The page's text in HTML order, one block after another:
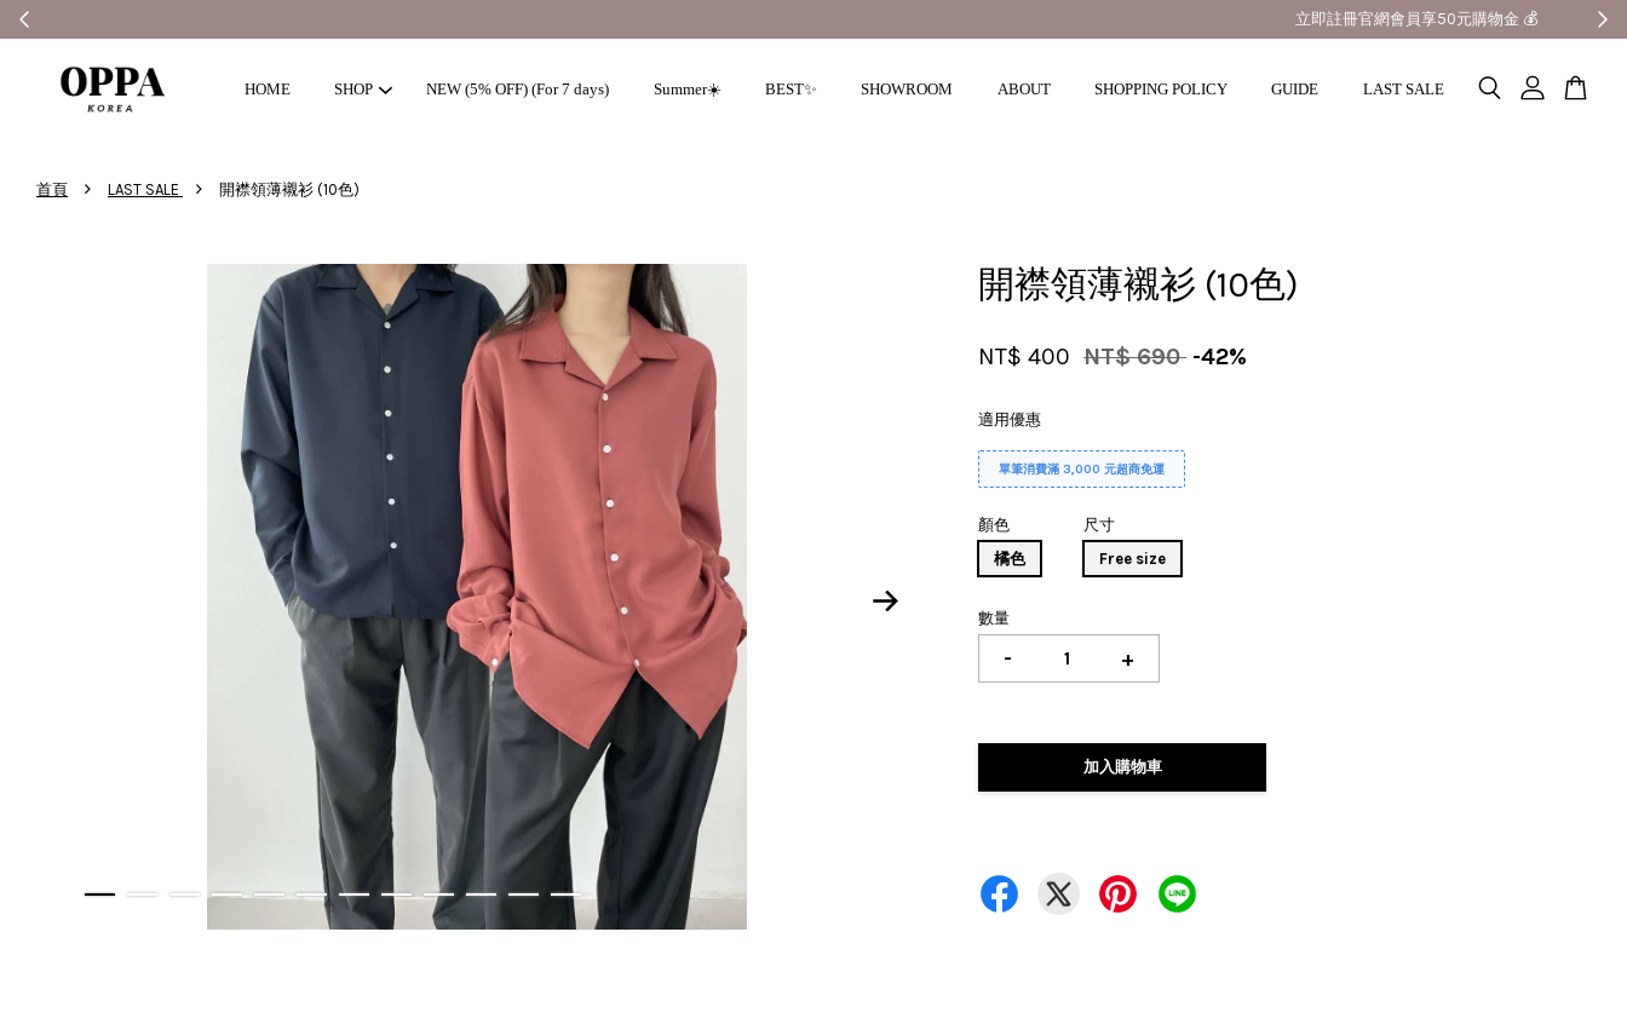
HOME SHOP NEW (5% OFF) (For 7 days) Summer☀️ BEST✨ SHOWROOM ABOUT SHOPPING POLICY GUIDE LAST SALE
首頁 › LAST SALE › 開襟領薄襯衫 (10色)
開襟領薄襯衫 (10色)
NT$ 400 NT$ 690 -42%
適用優惠
單筆消費滿 3,000 元超商免運
顏色
橘色
尺寸
Free size
數量
- +
加入購物車